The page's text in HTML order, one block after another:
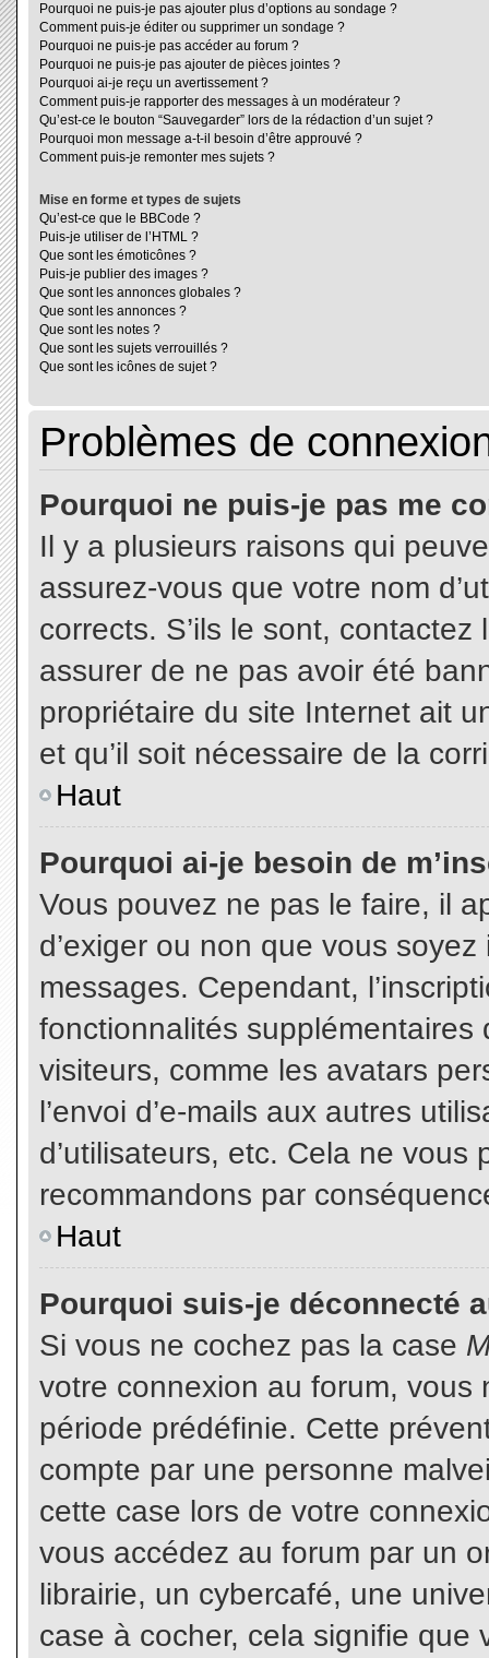
Pourquoi ne puis-je pas ajouter plus d’options au sondage ?
Comment puis-je éditer ou supprimer un sondage ?
Pourquoi ne puis-je pas accéder au forum ?
Pourquoi ne puis-je pas ajouter de pièces jointes ?
Pourquoi ai-je reçu un avertissement ?
Comment puis-je rapporter des messages à un modérateur ?
Qu’est-ce le bouton “Sauvegarder” lors de la rédaction d’un sujet ?
Pourquoi mon message a-t-il besoin d’être approuvé ?
Comment puis-je remonter mes sujets ?
Mise en forme et types de sujets
Qu’est-ce que le BBCode ?
Puis-je utiliser de l’HTML ?
Que sont les émoticônes ?
Puis-je publier des images ?
Que sont les annonces globales ?
Que sont les annonces ?
Que sont les notes ?
Que sont les sujets verrouillés ?
Que sont les icônes de sujet ?
Problèmes de
Pourquoi ne puis-je pas me
Il y a plusieurs raisons qui
assurez-vous que votre nom
corrects. S’ils le sont,
assurer de ne pas avoir été
propriétaire du site Internet ait
et qu’il soit nécessaire de la
Haut
Pourquoi ai-je besoin de
Vous pouvez ne pas le faire, il
d’exiger ou non que vous
messages. Cependant,
fonctionnalités
visiteurs, comme les avatars
l’envoi d’e-mails aux autres
d’utilisateurs, etc. Cela ne vous
recommandons par
Haut
Pourquoi suis-je déconnecté
Si vous ne cochez pas la case
votre connexion au forum,
période prédéfinie. Cette
compte par une personne
cette case lors de votre
vous accédez au forum par un
librairie, un cybercafé, une
case à cocher, cela signifie que